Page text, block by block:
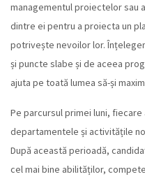
managementul proiectelor sau
dintre ei pentru a proiecta un
potrivește nevoilor lor.
și puncte slabe și de aceea
ajuta pe toată lumea să-și
Pe parcursul primei luni,
departamentele și activitățile
După această perioadă,
cel mai bine abilităților,